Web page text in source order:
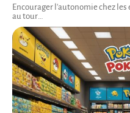
Encourager l'autonomie chez
au tour